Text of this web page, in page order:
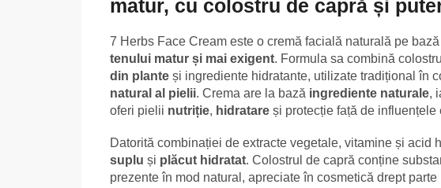
matur, cu colostru de capră și
7 Herbs Face Cream este o cremă facială naturală pe
tenului matur și mai exigent. Formula sa combină
din plante și ingrediente hidratante, utilizate tradițional în
natural al pielii. Crema are la bază ingrediente naturale,
oferi pielii nutriție, hidratare și protecție față de influențele
Datorită combinației de extracte vegetale, vitamine și acid
suplu și plăcut hidratat. Colostrul de capră conține
prezente în mod natural, apreciate în cosmetică drept